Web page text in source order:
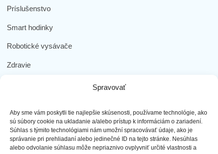
Spravovať
Aby sme vám poskytli tie najlepšie skúsenosti, používame technológie, ako
sú súbory cookie na ukladanie a/alebo prístup k informáciám o zariadení.
Súhlas s týmito technológiami nám umožní spracovávať údaje, ako je
správanie pri prehliadaní alebo jedinečné ID na tejto stránke. Nesúhlas
alebo odvolanie súhlasu môže nepriaznivo ovplyvniť určité vlastnosti a
Príslušenstvo
Smart hodinky
Robotické vysávače
Zdravie
Dôležité odkazy
Obchodné podmienky